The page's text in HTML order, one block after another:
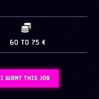
60 TO 75 €
I WANT THIS JOB